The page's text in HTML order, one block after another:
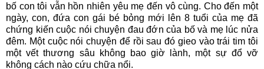
bố con tôi vẫn hồn nhiên yêu mẹ đến vô cùng. Cho đến một
ngày, con, đứa con gái bé bỏng mới lên 8 tuổi của mẹ đã
chứng kiến cuộc nói chuyện đau đớn của bố và mẹ lúc nửa
đêm. Một cuộc nói chuyện để rồi sau đó gieo vào trái tim tôi
một vết thương sâu không bao giờ lành, một sự đổ vỡ
không cách nào cứu chữa nổi.